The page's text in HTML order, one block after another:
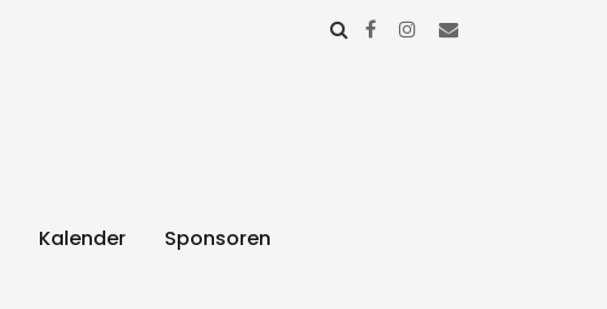
Kalender Sponsoren